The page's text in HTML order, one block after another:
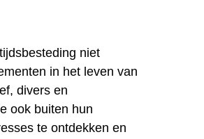
niet
in het leven van
divers en
ook buiten hun
te ontdekken en